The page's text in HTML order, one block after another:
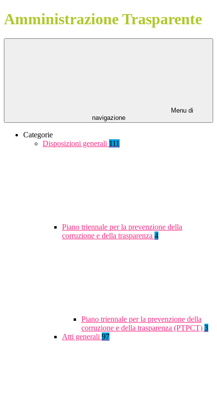
Amministrazione Trasparente
Menu di
navigazione
Categorie
Disposizioni generali 111
Piano triennale per la prevenzione della
corruzione e della trasparenza 4
Piano triennale per la prevenzione della
corruzione e della trasparenza (PTPCT) 3
Atti generali 97